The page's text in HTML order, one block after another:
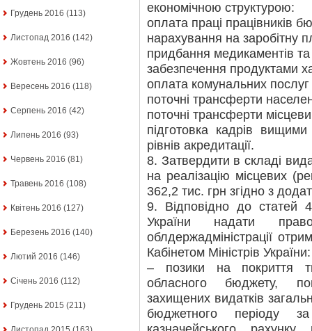
Грудень 2016 (113)
Листопад 2016 (142)
Жовтень 2016 (96)
Вересень 2016 (118)
Серпень 2016 (42)
Липень 2016 (93)
Червень 2016 (81)
Травень 2016 (108)
Квітень 2016 (127)
Березень 2016 (140)
Лютий 2016 (146)
Січень 2016 (112)
Грудень 2015 (211)
економічною структурою:
оплата праці працівників
нарахування на заробітну
придбання медикаментів та
забезпечення продуктами
оплата комунальних послуг
поточні трансферти
поточні трансферти
підготовка кадрів
рівнів акредитації.
8. Затвердити в складі
на реалізацію місцевих
362,2 тис. грн згідно з
9. Відповідно до статей
України надати
облдержадміністрації
Кабінетом Міністрів України:
– позики на покриття
обласного бюджету,
захищених видатків
бюджетного періоду